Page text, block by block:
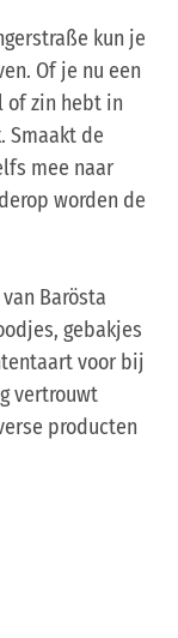
kun je
Of je nu een
of zin hebt in
Smaakt de
mee naar
worden de
Barösta
gebakjes
voor bij
vertrouwt
producten